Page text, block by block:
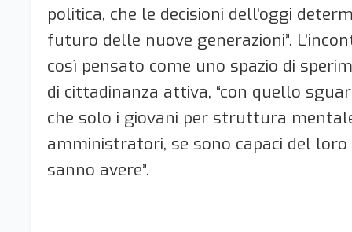
politica, che le decisioni dell’oggi
futuro delle nuove generazioni”.
così pensato come uno spazio di
di cittadinanza attiva, “con quello
che solo i giovani per struttura
amministratori, se sono capaci del loro
sanno avere”.